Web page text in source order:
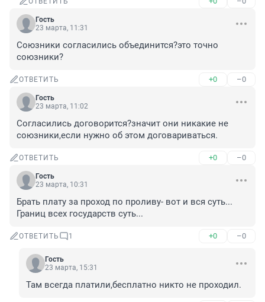
Гость
23 марта, 11:31
Союзники согласились объединится?это точно
союзники?
ОТВЕТИТЬ +0 –0
Гость
23 марта, 11:02
Согласились договорится?значит они никакие не
союзники,если нужно об этом договариваться.
ОТВЕТИТЬ +0 –0
Гость
23 марта, 10:31
Брать плату за проход по проливу- вот и вся суть...
Границ всех государств суть...
ОТВЕТИТЬ 1 +0 –0
Гость
23 марта, 15:31
Там всегда платили,бесплатно никто не проходил.